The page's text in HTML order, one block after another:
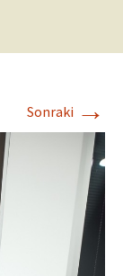
Sonraki →